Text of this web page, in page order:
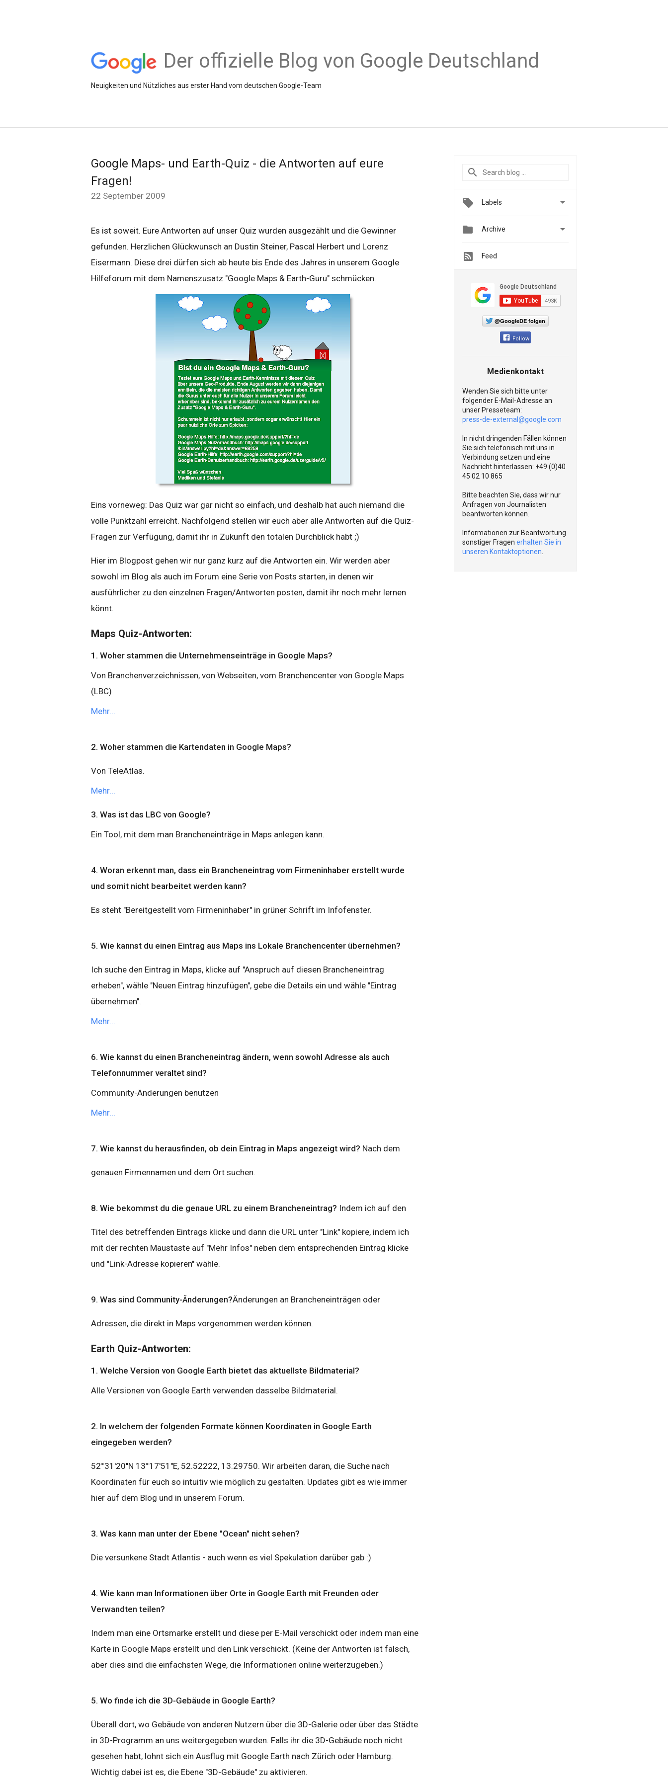
Der offizielle Blog von Google Deutschland
Neuigkeiten und Nützliches aus erster Hand vom deutschen Google-Team
Google Maps- und Earth-Quiz - die Antworten auf eure
Fragen!
22 September 2009
Es ist soweit. Eure Antworten auf unser Quiz wurden ausgezählt und die Gewinner
gefunden. Herzlichen Glückwunsch an Dustin Steiner, Pascal Herbert und Lorenz
Eisermann. Diese drei dürfen sich ab heute bis Ende des Jahres in unserem Google
Hilfeforum mit dem Namenszusatz "Google Maps & Earth-Guru" schmücken.
Eins vorneweg: Das Quiz war gar nicht so einfach, und deshalb hat auch niemand die
volle Punktzahl erreicht. Nachfolgend stellen wir euch aber alle Antworten auf die Quiz-
Fragen zur Verfügung, damit ihr in Zukunft den totalen Durchblick habt ;)
Hier im Blogpost gehen wir nur ganz kurz auf die Antworten ein. Wir werden aber
sowohl im Blog als auch im Forum eine Serie von Posts starten, in denen wir
ausführlicher zu den einzelnen Fragen/Antworten posten, damit ihr noch mehr lernen
könnt.
Maps Quiz-Antworten:
1. Woher stammen die Unternehmenseinträge in Google Maps?
Von Branchenverzeichnissen, von Webseiten, vom Branchencenter von Google Maps
(LBC)
Mehr...
2. Woher stammen die Kartendaten in Google Maps?
Von TeleAtlas.
Mehr...
3. Was ist das LBC von Google?
Ein Tool, mit dem man Brancheneinträge in Maps anlegen kann.
4. Woran erkennt man, dass ein Brancheneintrag vom Firmeninhaber erstellt wurde
und somit nicht bearbeitet werden kann?
Es steht "Bereitgestellt vom Firmeninhaber" in grüner Schrift im Infofenster.
5. Wie kannst du einen Eintrag aus Maps ins Lokale Branchencenter übernehmen?
Ich suche den Eintrag in Maps, klicke auf "Anspruch auf diesen Brancheneintrag
erheben", wähle "Neuen Eintrag hinzufügen", gebe die Details ein und wähle "Eintrag
übernehmen".
Mehr...
6. Wie kannst du einen Brancheneintrag ändern, wenn sowohl Adresse als auch
Telefonnummer veraltet sind?
Community-Änderungen benutzen
Mehr...
7. Wie kannst du herausfinden, ob dein Eintrag in Maps angezeigt wird? Nach dem
genauen Firmennamen und dem Ort suchen.
8. Wie bekommst du die genaue URL zu einem Brancheneintrag? Indem ich auf den
Titel des betreffenden Eintrags klicke und dann die URL unter "Link" kopiere, indem ich
mit der rechten Maustaste auf "Mehr Infos" neben dem entsprechenden Eintrag klicke
und "Link-Adresse kopieren" wähle.
9. Was sind Community-Änderungen?Änderungen an Brancheneinträgen oder
Adressen, die direkt in Maps vorgenommen werden können.
Earth Quiz-Antworten:
1. Welche Version von Google Earth bietet das aktuellste Bildmaterial?
Alle Versionen von Google Earth verwenden dasselbe Bildmaterial.
2. In welchem der folgenden Formate können Koordinaten in Google Earth
eingegeben werden?
52°31'20"N 13°17'51"E, 52.52222, 13.29750. Wir arbeiten daran, die Suche nach
Koordinaten für euch so intuitiv wie möglich zu gestalten. Updates gibt es wie immer
hier auf dem Blog und in unserem Forum.
3. Was kann man unter der Ebene "Ocean" nicht sehen?
Die versunkene Stadt Atlantis - auch wenn es viel Spekulation darüber gab :)
4. Wie kann man Informationen über Orte in Google Earth mit Freunden oder
Verwandten teilen?
Indem man eine Ortsmarke erstellt und diese per E-Mail verschickt oder indem man eine
Karte in Google Maps erstellt und den Link verschickt. (Keine der Antworten ist falsch,
aber dies sind die einfachsten Wege, die Informationen online weiterzugeben.)
5. Wo finde ich die 3D-Gebäude in Google Earth?
Überall dort, wo Gebäude von anderen Nutzern über die 3D-Galerie oder über das Städte
in 3D-Programm an uns weitergegeben wurden. Falls ihr die 3D-Gebäude noch nicht
gesehen habt, lohnt sich ein Ausflug mit Google Earth nach Zürich oder Hamburg.
Wichtig dabei ist es, die Ebene "3D-Gebäude" zu aktivieren.
Labels 
 Archive 
Feed
@GoogleDE folgen
Follow
Medienkontakt
Wenden Sie sich bitte unter
folgender E-Mail-Adresse an
unser Presseteam:
press-de-external@google.com
In nicht dringenden Fällen können
Sie sich telefonisch mit uns in
Verbindung setzen und eine
Nachricht hinterlassen: +49 (0)40
45 02 10 865
Bitte beachten Sie, dass wir nur
Anfragen von Journalisten
beantworten können.
Informationen zur Beantwortung
sonstiger Fragen erhalten Sie in
unseren Kontaktoptionen